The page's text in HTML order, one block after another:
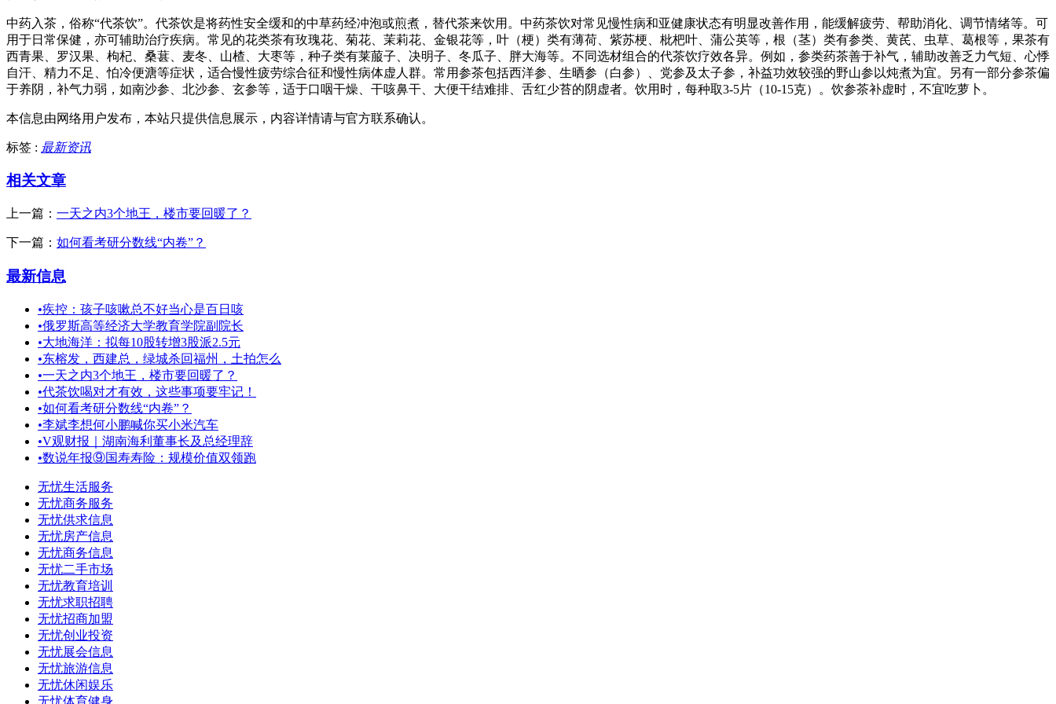
中药入茶，俗称“代茶饮”。代茶饮是将药性安全缓和的中草药经冲泡或煎煮，替代茶来饮用。中药茶饮对常见慢性病和亚健康状态有明显改善作用，能缓解疲劳、帮助消化、调节情绪等。可
用于日常保健，亦可辅助治疗疾病。常见的花类茶有玫瑰花、菊花、茉莉花、金银花等，叶（梗）类有薄荷、紫苏梗、枇杷叶、蒲公英等，根（茎）类有参类、黄芪、虫草、葛根等，果茶有
西青果、罗汉果、枸杞、桑葚、麦冬、山楂、大枣等，种子类有莱菔子、决明子、冬瓜子、胖大海等。不同选材组合的代茶饮疗效各异。例如，参类药茶善于补气，辅助改善乏力气短、心悸
自汗、精力不足、怕冷便溏等症状，适合慢性疲劳综合征和慢性病体虚人群。常用参茶包括西洋参、生晒参（白参）、党参及太子参，补益功效较强的野山参以炖煮为宜。另有一部分参茶偏
于养阴，补气力弱，如南沙参、北沙参、玄参等，适于口咽干燥、干咳鼻干、大便干结难排、舌红少苔的阴虚者。饮用时，每种取3-5片（10-15克）。饮参茶补虚时，不宜吃萝卜。
本信息由网络用户发布， 本站只提供信息展示，内容详情请与官方联系确认。
标签 : 最新资讯
相关文章
上一篇： 一天之内3个地王，楼市要回暖了？
下一篇： 如何看考研分数线“内卷”？
最新信息
•疾控：孩子咳嗽总不好当心是百日咳
•俄罗斯高等经济大学教育学院副院长
•大地海洋：拟每10股转增3股派2.5元
•东榕发，西建总，绿城杀回福州，土拍怎么
•一天之内3个地王，楼市要回暖了？
•代茶饮喝对才有效，这些事项要牢记！
•如何看考研分数线“内卷”？
•李斌李想何小鹏喊你买小米汽车
•V观财报｜湖南海利董事长及总经理辞
•数说年报⑨国寿寿险：规模价值双领跑
无忧生活服务
无忧商务服务
无忧供求信息
无忧房产信息
无忧商务信息
无忧二手市场
无忧教育培训
无忧求职招聘
无忧招商加盟
无忧创业投资
无忧展会信息
无忧旅游信息
无忧休闲娱乐
无忧体育健身